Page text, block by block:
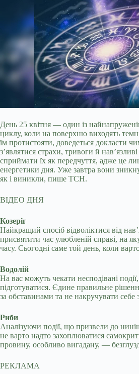
День 25 квітня — один із
циклу, коли на поверхню виходять
їм протистояти, доведеться докласти
з’являтися страхи, тривоги й
сприймати їх як передчуття, адже це
енергетики дня. Уже завтра вони
як і виникли, пише ТСН.
ВІДЕО ДНЯ
Козеріг
Найкращий спосіб відволіктися від
присвятити час улюбленій справі, на
часу. Сьогодні саме той день, коли
Водолій
На вас можуть чекати несподівані
підготуватися. Єдине правильне
за обставинами та не накручувати себе
Риби
Аналізуючи події, що призвели до
не варто надто захоплюватися
провину, особливо вигадану, —
РЕКЛАМА